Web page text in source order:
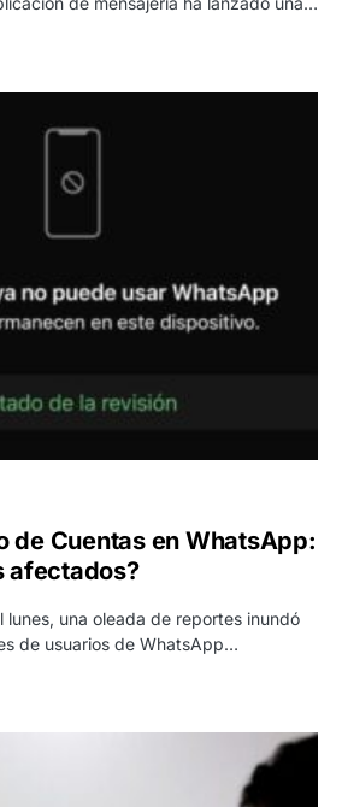
de Cuentas en WhatsApp:
afectados?
lunes, una oleada de reportes inundó
de usuarios de WhatsApp…